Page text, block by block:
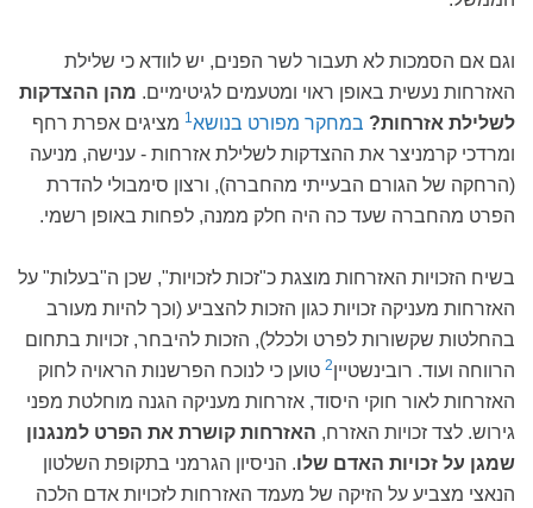
וגם אם הסמכות לא תעבור לשר הפנים, יש לוודא כי שלילת
האזרחות נעשית באופן ראוי ומטעמים לגיטימיים. מהן ההצדקות
לשלילת אזרחות? במחקר מפורט בנושא1 מציגים אפרת רחף
ומרדכי קרמניצר את ההצדקות לשלילת אזרחות - ענישה, מניעה
(הרחקה של הגורם הבעייתי מהחברה), ורצון סימבולי להדרת
הפרט מהחברה שעד כה היה חלק ממנה, לפחות באופן רשמי.
בשיח הזכויות האזרחות מוצגת כ"זכות לזכויות", שכן ה"בעלות" על
האזרחות מעניקה זכויות כגון הזכות להצביע (וכך להיות מעורב
בהחלטות שקשורות לפרט ולכלל), הזכות להיבחר, זכויות בתחום
הרווחה ועוד. רובינשטיין2 טוען כי לנוכח הפרשנות הראויה לחוק
האזרחות לאור חוקי היסוד, אזרחות מעניקה הגנה מוחלטת מפני
גירוש. לצד זכויות האזרח, האזרחות קושרת את הפרט למנגנון
שמגן על זכויות האדם שלו. הניסיון הגרמני בתקופת השלטון
הנאצי מצביע על הזיקה של מעמד האזרחות לזכויות אדם הלכה